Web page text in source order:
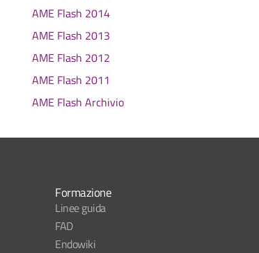
AME Flash 2014
AME Flash 2013
AME Flash 2012
AME Flash 2011
AME Flash Archivio
Formazione
Linee guida
FAD
Endowiki